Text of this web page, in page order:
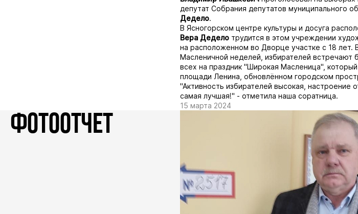
депутат Собрания депутатов муниципального
Дедело.
В Ясногорском центре культуры и досуга
Вера Деделотрудится в этом учреждении
на расположенном во Дворце участке с 18 лет.
Масленичной неделей, избирателей встречают
всех на праздник "Широкая Масленица",
площади Ленина, обновлённом городском
"Активность избирателей высокая, настроение
самая лучшая!" - отметила наша соратница.
15 марта 2024
ФОТООТЧЕТ